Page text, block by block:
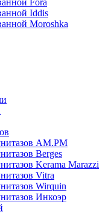
Fora
Iddis
Moroshka
AM.PM
Berges
Kerama Marazzi
Vitra
Wirquin
Инкоэр